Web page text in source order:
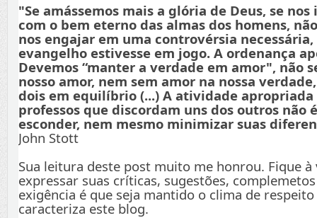
"Se amássemos mais a glória de Deus, se
com o bem eterno das almas dos homens,
nos engajar em uma controvérsia
evangelho estivesse em jogo. A ordenança
Devemos “manter a verdade em amor", não
nosso amor, nem sem amor na nossa
dois em equilíbrio (...) A atividade apropriada
professos que discordam uns dos outros não
esconder, nem mesmo minimizar suas
John Stott
Sua leitura deste post muito me honrou. Fique à
expressar suas críticas, sugestões,
exigência é que seja mantido o clima de
caracteriza este blog.